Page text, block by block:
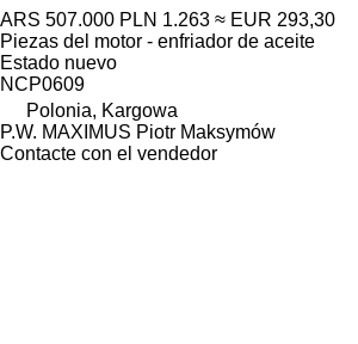
ARS 507.000 PLN 1.263 ≈ EUR 293,30
Piezas del motor - enfriador de aceite
Estado nuevo
NCP0609
Polonia, Kargowa
P.W. MAXIMUS Piotr Maksymów
Contacte con el vendedor